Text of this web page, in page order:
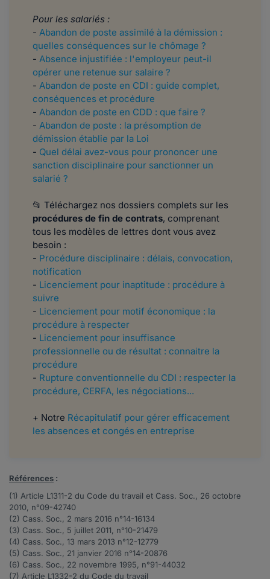
Pour les salariés :
- Abandon de poste assimilé à la démission :
quelles conséquences sur le chômage ?
- Absence injustifiée : l'employeur peut-il
opérer une retenue sur salaire ?
- Abandon de poste en CDI : guide complet,
conséquences et procédure
- Abandon de poste en CDD : que faire ?
- Abandon de poste : la présomption de
démission établie par la Loi
- Quel délai avez-vous pour prononcer une
sanction disciplinaire pour sanctionner un
salarié ?
📂 Téléchargez nos dossiers complets sur les
procédures de fin de contrats, comprenant
tous les modèles de lettres dont vous avez
besoin :
- Procédure disciplinaire : délais, convocation,
notification
- Licenciement pour inaptitude : procédure à
suivre
- Licenciement pour motif économique : la
procédure à respecter
- Licenciement pour insuffisance
professionnelle ou de résultat : connaitre la
procédure
- Rupture conventionnelle du CDI : respecter la
procédure, CERFA, les négociations...
+ Notre Récapitulatif pour gérer efficacement
les absences et congés en entreprise
Références :
(1) Article L1311-2 du Code du travail et Cass. Soc., 26 octobre
2010, n°09-42740
(2) Cass. Soc., 2 mars 2016 n°14-16134
(3) Cass. Soc., 5 juillet 2011, n°10-21479
(4) Cass. Soc., 13 mars 2013 n°12-12779
(5) Cass. Soc., 21 janvier 2016 n°14-20876
(6) Cass. Soc., 22 novembre 1995, n°91-44032
(7) Article L1332-2 du Code du travail